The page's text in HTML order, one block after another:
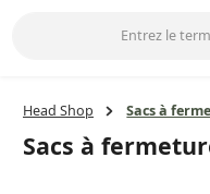
Head Shop Sacs à
Sacs à